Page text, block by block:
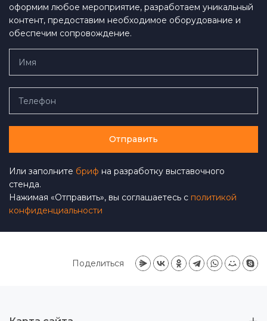
оформим любое мероприятие, разработаем уникальный
контент, предоставим необходимое оборудование и
обеспечим сопровождение.
Отправить
Или заполните бриф на разработку выставочного
стенда.
Нажимая «Отправить», вы соглашаетесь с политикой
конфиденциальности
Поделиться